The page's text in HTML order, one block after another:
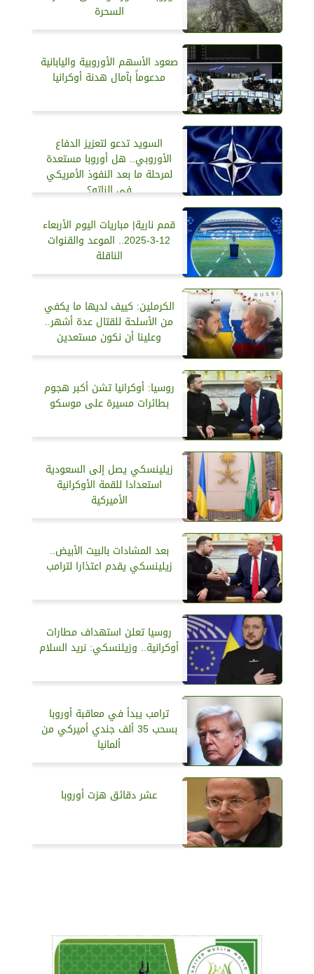
السحرة
صعود الأسهم الأوروبية واليابانية
مدعوماً بآمال هدنة أوكرانيا
السويد تدعو لتعزيز الدفاع
الأوروبي.. هل أوروبا مستعدة
لمرحلة ما بعد النفوذ الأمريكي
في الناتو؟
قمم نارية| مباريات اليوم الأربعاء
12-3-2025.. الموعد والقنوات
الناقلة
الكرملين: كييف لديها ما يكفي
من الأسلحة للقتال عدة أشهر..
وعلينا أن نكون مستعدين
روسيا: أوكرانيا تشن أكبر هجوم
بطائرات مسيرة على موسكو
زيلينسكي يصل إلى السعودية
استعدادا للقمة الأوكرانية
الأميركية
بعد المشادات بالبيت الأبيض..
زيلينسكي يقدم اعتذارا لترامب
روسيا تعلن استهداف مطارات
أوكرانية.. وزيلنسكي: نريد السلام
ترامب يبدأ في معاقبة أوروبا
بسحب 35 ألف جندي أميركي من
ألمانيا
عشر دقائق هزت أوروبا